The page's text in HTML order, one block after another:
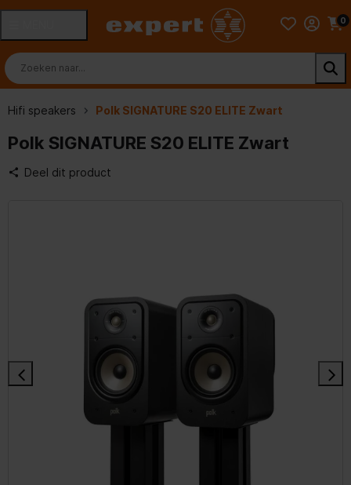
0
Hifi speakers Polk SIGNATURE S20 ELITE Zwart
Polk SIGNATURE S20 ELITE Zwart
Deel dit product